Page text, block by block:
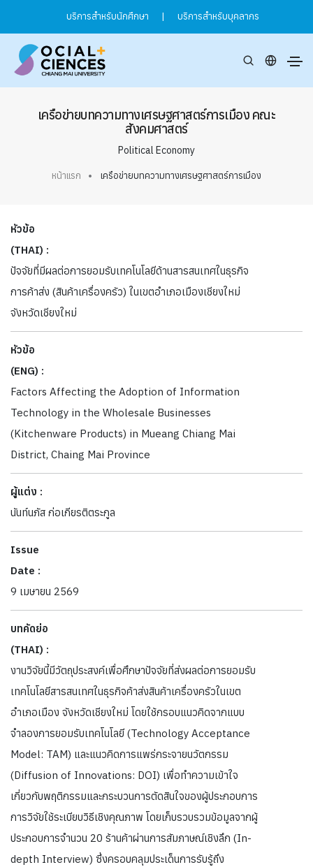
บริการสำหรับนักศึกษา | บริการสำหรับบุคลากร
เครือข่ายบทความทางเศรษฐศาสตร์การเมือง คณะ
สังคมศาสตร์
Political Economy
หน้าแรก เครือข่ายบทความทางเศรษฐศาสตร์การเมือง
หัวข้อ
(THAI) :
ปัจจัยที่มีผลต่อการยอมรับเทคโนโลยีด้านสารสนเทศในธุรกิจ
การค้าส่ง (สินค้าเครื่องครัว) ในเขตอำเภอเมืองเชียงใหม่
จังหวัดเชียงใหม่
หัวข้อ
(ENG) :
Factors Affecting the Adoption of Information
Technology in the Wholesale Businesses
(Kitchenware Products) in Mueang Chiang Mai
District, Chaing Mai Province
ผู้แต่ง :
นันท์นภัส ก่อเกียรติตระกูล
Issue
Date :
9 เมษายน 2569
บทคัดย่อ
(THAI) :
งานวิจัยนี้มีวัตถุประสงค์เพื่อศึกษาปัจจัยที่ส่งผลต่อการยอมรับ
เทคโนโลยีสารสนเทศในธุรกิจค้าส่งสินค้าเครื่องครัวในเขต
อำเภอเมือง จังหวัดเชียงใหม่ โดยใช้กรอบแนวคิดจากแบบ
จำลองการยอมรับเทคโนโลยี (Technology Acceptance
Model: TAM) และแนวคิดการแพร่กระจายนวัตกรรม
(Diffusion of Innovations: DOI) เพื่อทำความเข้าใจ
เกี่ยวกับพฤติกรรมและกระบวนการตัดสินใจของผู้ประกอบการ
การวิจัยใช้ระเบียบวิธีเชิงคุณภาพ โดยเก็บรวบรวมข้อมูลจากผู้
ประกอบการจำนวน 20 ร้านค้าผ่านการสัมภาษณ์เชิงลึก (In-
depth Interview) ซึ่งครอบคลุมประเด็นการรับรู้ถึง